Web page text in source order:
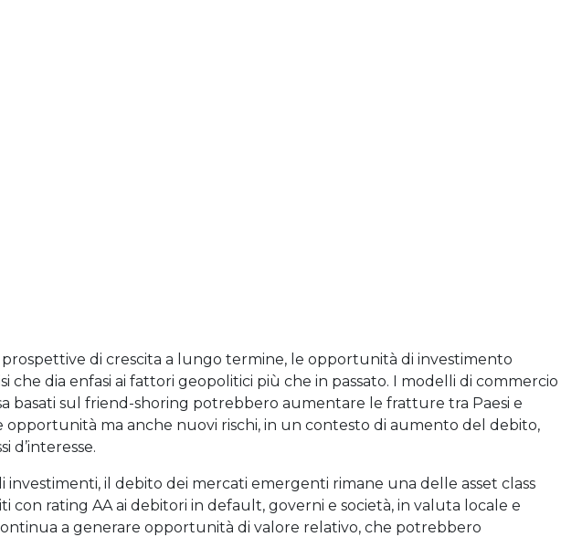
di crescita a lungo termine, le opportunità di investimento
che dia enfasi ai fattori geopolitici più che in passato. I modelli di commercio
basati sul friend-shoring potrebbero aumentare le fratture tra Paesi e
opportunità ma anche nuovi rischi, in un contesto di aumento del debito,
d’interesse.
investimenti, il debito dei mercati emergenti rimane una delle asset class
con rating AA ai debitori in default, governi e società, in valuta locale e
a generare opportunità di valore relativo, che potrebbero